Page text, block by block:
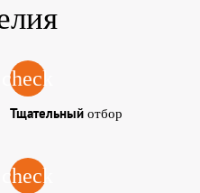
check
Тщательный отбор
check